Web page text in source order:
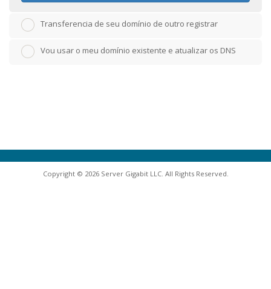
Transferencia de seu domínio de outro registrar
Vou usar o meu domínio existente e atualizar os DNS
Copyright © 2026 Server Gigabit LLC. All Rights Reserved.